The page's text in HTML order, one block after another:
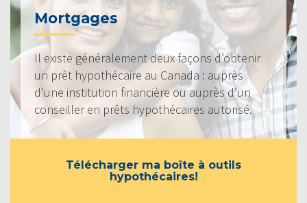
Mortgages
Il existe généralement deux façons d’obtenir
un prêt hypothécaire au Canada : auprès
d’une institution financière ou auprès d’un
conseiller en prêts hypothécaires autorisé.
Télécharger ma boîte à outils
hypothécaires!